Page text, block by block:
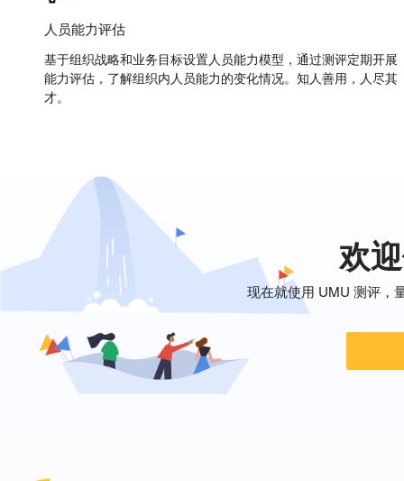
人员能力评估
基于组织战略和业务目标设置人员能力模型，通过测评定期开展
能力评估，了解组织内人员能力的变化情况。知人善用，人尽其
才。
欢
现在就使用 UMU 测评，